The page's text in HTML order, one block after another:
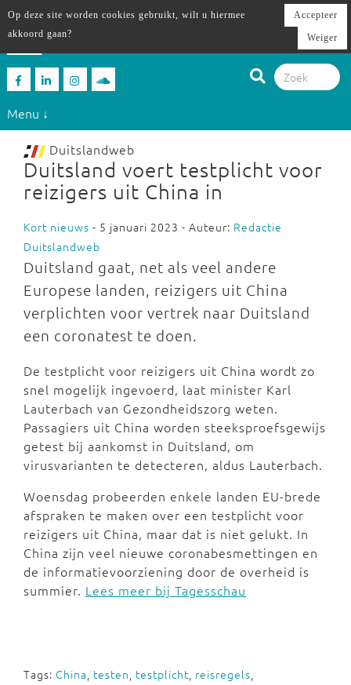
Menu ↓
Duitslandweb
Duitsland voert testplicht voor
reizigers uit China in
Kort nieuws - 5 januari 2023 - Auteur: Redactie
Duitslandweb
Duitsland gaat, net als veel andere
Europese landen, reizigers uit China
verplichten voor vertrek naar Duitsland
een coronatest te doen.
De testplicht voor reizigers uit China wordt zo
snel mogelijk ingevoerd, laat minister Karl
Lauterbach van Gezondheidszorg weten.
Passagiers uit China worden steeksproefsgewijs
getest bij aankomst in Duitsland, om
virusvarianten te detecteren, aldus Lauterbach.
Woensdag probeerden enkele landen EU-brede
afspraken te maken over een testplicht voor
reizigers uit China, maar dat is niet gelukt. In
China zijn veel nieuwe coronabesmettingen en
de informatievoorziening door de overheid is
summier. Lees meer bij Tagesschau
Tags: China, testen, testplicht, reisregels,
Op deze site worden cookies gebruikt, wilt u hiermee
akkoord gaan?
Accepteer
Weiger